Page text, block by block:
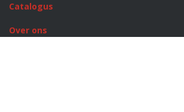
Catalogus
Over ons